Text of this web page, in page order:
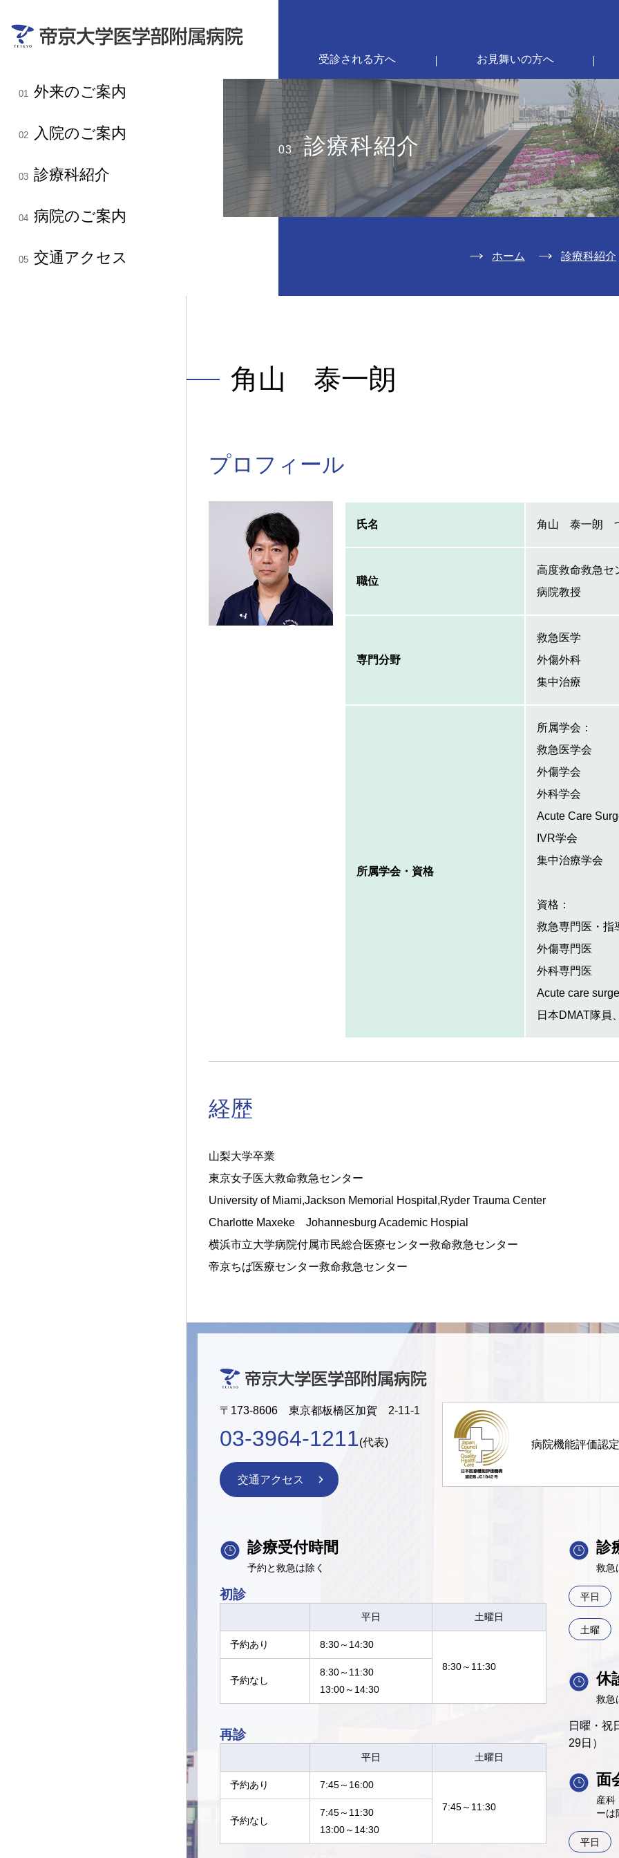
01 外来のご案内
02 入院のご案内
03 診療科紹介
04 病院のご案内
05 交通アクセス
受診される方へ お見舞いの方へ
03 診療科紹介
ホーム 診療科紹介
角山 泰一朗
プロフィール
氏名 角山 泰一朗
職位
高度救命救急セ
病院教授
専門分野
救急医学
外傷外科
集中治療
所属学会・資格
所属学会：
救急医学会
外傷学会
外科学会
Acute Care
IVR学会
集中治療学会
資格：
救急専門医・指
外傷専門医
外科専門医
Acute care
日本DMAT隊員
経歴
山梨大学卒業
東京女子医大救命救急センター
University of Miami,Jackson Memorial Hospital,Ryder Trauma Center
Charlotte Maxeke Johannesburg Academic Hospial
横浜市立大学病院付属市民総合医療センター救命救急センター
帝京ちば医療センター救命救急センター
〒173-8606 東京都板橋区加賀 2-11-1
03-3964-1211(代表)
交通アクセス
病院機能評価認
診療受付時間
予約と救急は除く
初診
平日 土曜日
予約あり
8:30～14:30
8:30～11:30
予約なし
8:30～11:30
13:00～14:30
再診
平日 土曜日
予約あり
7:45～16:00
7:45～11:30
予約なし
7:45～11:30
13:00～14:30
診
救急
平日
土曜
休
救急
日曜・祝
29日）
面
産科
ーは
平日